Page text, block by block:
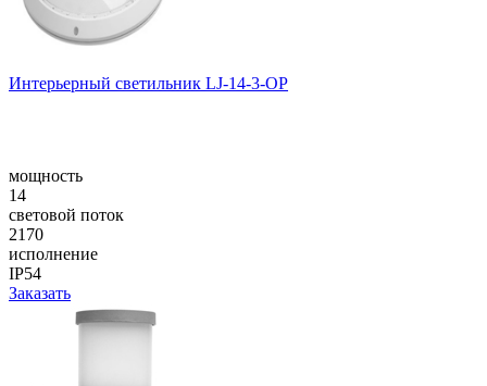
Интерьерный светильник LJ-14-3-OP
мощность
14
световой поток
2170
исполнение
IP54
Заказать